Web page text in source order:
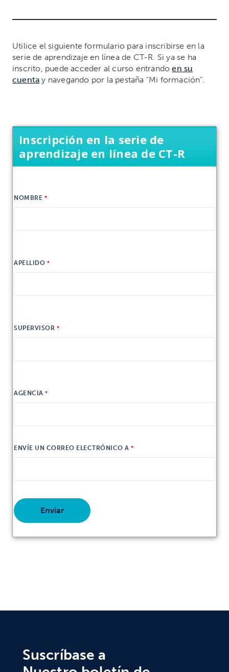
Utilice el siguiente formulario para inscribirse en la
serie de aprendizaje en línea de CT-R. Si ya se ha
inscrito, puede acceder al curso entrandoen su
cuenta y navegando por la pestaña "Mi formación".
Inscripción en la serie de
aprendizaje en línea de CT-R
NOMBRE
APELLIDO
SUPERVISOR
AGENCIA
ENVÍE UN CORREO ELECTRÓNICO A
Suscríbase a